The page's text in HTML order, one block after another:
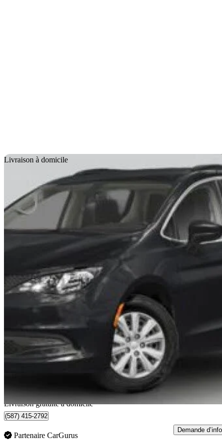
Livraison à domicile
2024 Chrysler Grand Caravan
SXT FWD28 075 km
36 988 $
Livraison à domicile de Sherwood Park, AB
Livraison gratuite à domicile
(587) 415-2792
Partenaire CarGurus
Demande d’info